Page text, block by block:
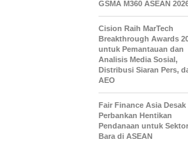
GSMA M360 ASEAN
Cision Raih MarTech
Breakthrough Awards
untuk Pemantauan dan
Analisis Media Sosial,
Distribusi Siaran Pers,
AEO
Fair Finance Asia Desak
Perbankan Hentikan
Pendanaan untuk
Bara di ASEAN